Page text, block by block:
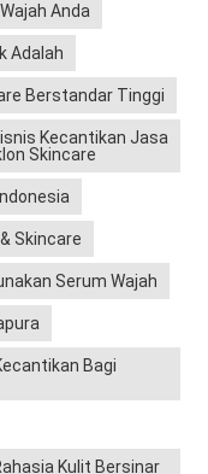
Anda
Adalah
Berstandar Tinggi
Kecantikan Jasa
Skincare
Skincare
Serum Wajah
Bagi
Kulit Bersinar